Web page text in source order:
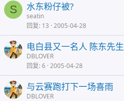
S 水东粉仔被?
seatin
回复 13 2005-04-28
电白县又一名人 陈东先生
DBLOVER
回复 6 2005-04-28
与云赛跑打下一场喜雨
DBLOVER